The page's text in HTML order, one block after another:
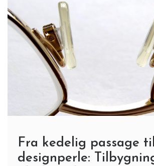
Fra kedelig passage til
designperle: